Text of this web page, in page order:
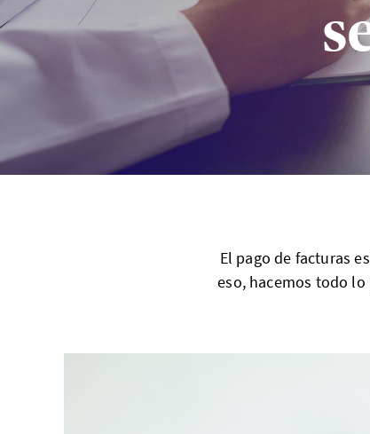
El pago de facturas
eso, hacemos todo